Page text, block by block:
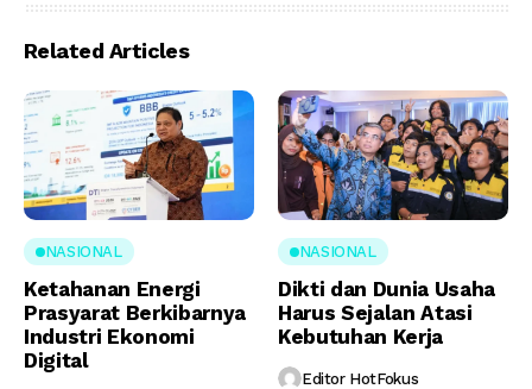
Related Articles
NASIONAL
Ketahanan Energi
Prasyarat Berkibarnya
Industri Ekonomi
Digital
NASIONAL
Dikti dan Dunia Usaha
Harus Sejalan Atasi
Kebutuhan Kerja
Editor HotFokus